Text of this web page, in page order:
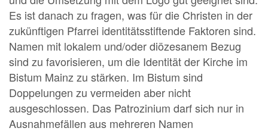
Es ist danach zu fragen, was für die Christen in der
zukünftigen Pfarrei identitätsstiftende Faktoren sind.
Namen mit lokalem und/oder diözesanem Bezug
sind zu favorisieren, um die Identität der Kirche im
Bistum Mainz zu stärken. Im Bistum sind
Doppelungen zu vermeiden aber nicht
ausgeschlossen. Das Patrozinium darf sich nur in
Ausnahmefällen aus mehreren Namen